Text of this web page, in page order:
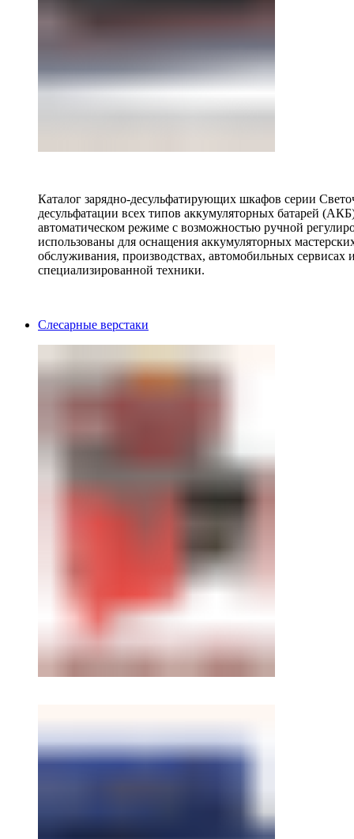
Каталог зарядно-десульфатирующих шкафов серии
десульфатации всех типов аккумуляторных батарей
автоматическом режиме с возможностью ручной
использованы для оснащения аккумуляторных
обслуживания, производствах, автомобильных
специализированной техники.
Слесарные верстаки